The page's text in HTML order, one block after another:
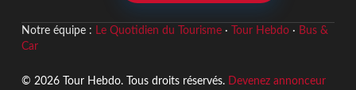
Notre équipe : Le Quotidien du Tourisme· Tour Hebdo· Bus &
Car
© 2026 Tour Hebdo. Tous droits réservés. Devenez annonceur